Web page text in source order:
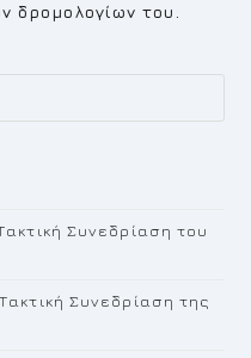
του.
Συνεδρίαση του
Συνεδρίαση της